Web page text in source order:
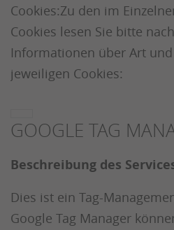
Cookies:Zu den im
Cookies lesen Sie bitte
Informationen über Art
jeweiligen Cookies:
GOOGLE TAG
Beschreibung des
Dies ist ein Tag-
Google Tag Manager